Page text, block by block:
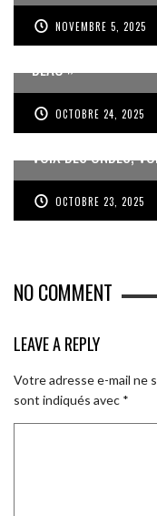
NOVEMBRE 5, 2025
JEAN-PIERRE VOLET
BEAU »
OCTOBRE 24, 2025
VOIX DES ONDES,
OCTOBRE 23, 2025
NO COMMENT
LEAVE A REPLY
Votre adresse e-mail ne
sont indiqués avec *